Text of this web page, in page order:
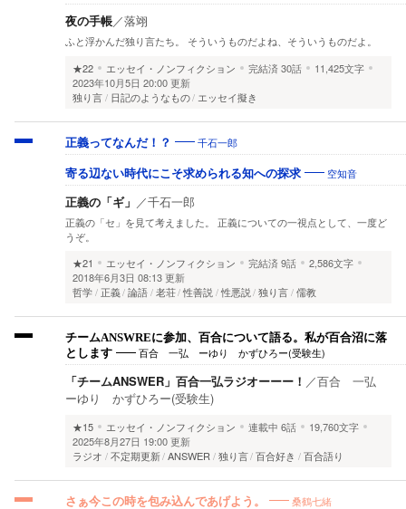
夜の手帳／落翊
ふと浮かんだ独り言たち。 そういうものだよね、そういうものだよ。
★22
エッセイ・ノンフィクション 完結済30話
11,425文字
2023年10月5日 20:00 更新
独り言
日記のようなもの エッセイ擬き
正義ってなんだ！？ 千石一郎
寄る辺ない時代にこそ求められる知への探求 空知音
正義の「ギ」 ／千石一郎
正義の「セ」を見て考えました。 正義についての一視点として、一度ど
うぞ。
★21
エッセイ・ノンフィクション 完結済9話
2,586文字
2018年6月3日 08:13 更新
哲学 正義 論語 老荘 性善説 性悪説 独り言 儒教
チームANSWREに参加、百合について語る。私が百合沼に落
とします
百合 一弘 ーゆり かずひろー(受験生)
「チームANSWER」百合一弘ラジオーーー！ ／百合 一弘
ーゆり かずひろー(受験生)
★15 エッセイ・ノンフィクション 連載中 6話
19,760文字
2025年8月27日 19:00 更新
ラジオ
不定期更新 ANSWER 独り言 百合好き 百合語り
さぁ今この時を包み込んであげよう。 桑鶴七緒